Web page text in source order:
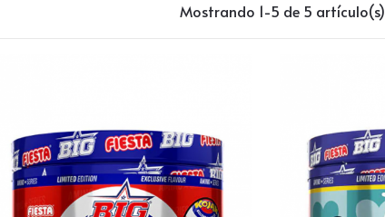
Mostrando 1-5 de 5 artículo(s)